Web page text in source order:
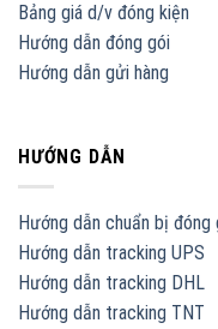
Bảng giá d/v đóng kiện
Hướng dẫn đóng gói
Hướng dẫn gửi hàng
HƯỚNG DẪN
Hướng dẫn chuẩn bị đóng
Hướng dẫn tracking UPS
Hướng dẫn tracking DHL
Hướng dẫn tracking TNT